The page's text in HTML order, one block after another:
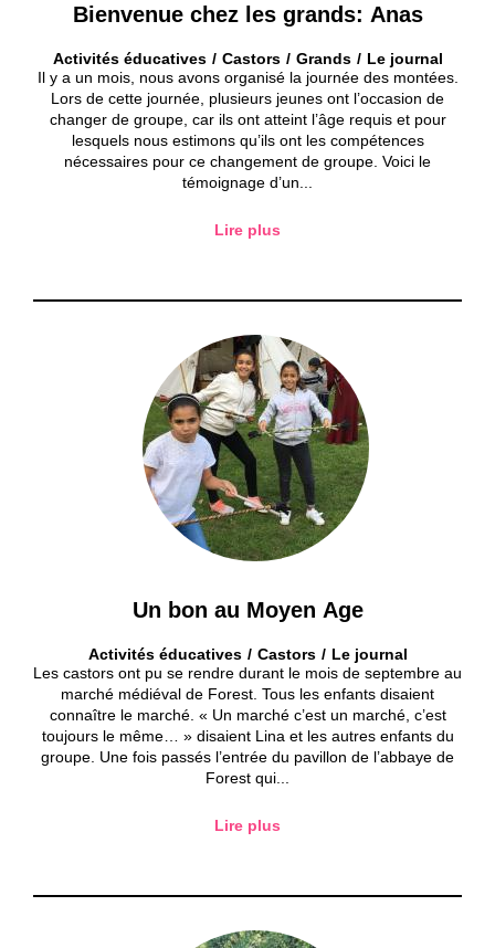
Bienvenue chez les grands: Anas
Activités éducatives Castors Grands
Le journal
Il y a un mois, nous avons organisé la journée des montées.
Lors de cette journée, plusieurs jeunes ont l’occasion de
changer de groupe, car ils ont atteint l’âge requis et pour
lesquels nous estimons qu’ils ont les compétences
nécessaires pour ce changement de groupe. Voici le
témoignage d’un...
Lire plus
Un bon au Moyen Age
Activités éducatives Castors
Le journal
Les castors ont pu se rendre durant le mois de septembre au
marché médiéval de Forest. Tous les enfants disaient
connaître le marché. « Un marché c’est un marché, c’est
toujours le même… » disaient Lina et les autres enfants du
groupe. Une fois passés l’entrée du pavillon de l’abbaye de
Forest qui...
Lire plus